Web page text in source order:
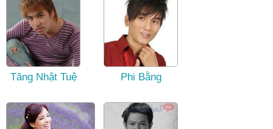
Tăng Nhật Tuệ Phi Bằng